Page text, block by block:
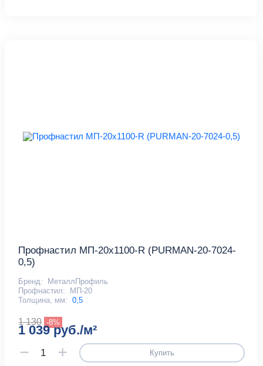
Профнастил МП-20x1100-R (PURMAN-20-7024-
0,5)
Бренд:
МеталлПрофиль
Профнастил:
МП-20
Толщина, мм: 0,5
1 130 -8%
1 039 руб./м²
Купить